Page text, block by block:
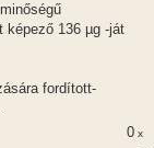
képező 136 µg -ját
fordított-
0 x